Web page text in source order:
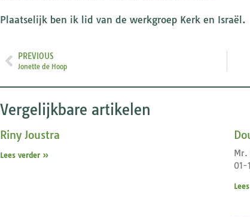
Plaatselijk ben ik lid van de werkgroep Kerk en Israël.
PREVIOUS
Jonette de Hoop
Vergelijkbare artikelen
Riny Joustra
Lees verder »
Mr.
01-